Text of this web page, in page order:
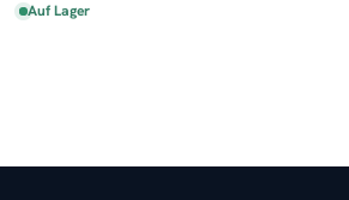
Auf Lager